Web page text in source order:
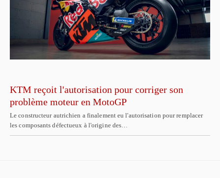
KTM reçoit l'autorisation pour corriger son
problème moteur en MotoGP
Le constructeur autrichien a finalement eu l'autorisation pour remplacer
les composants défectueux à l'origine des…